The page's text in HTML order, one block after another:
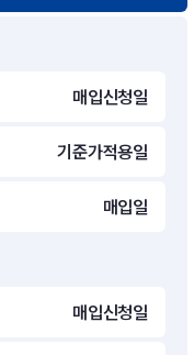
매입신청일
기준가적용일
매입일
매입신청일